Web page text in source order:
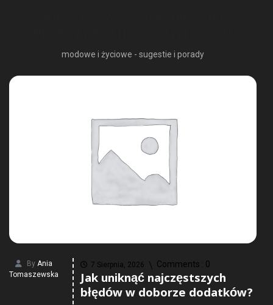
modowe i życiowe - sugestie i porady
By Ania
Tomaszewska
7 Sierpnia, 2026 Comments : 0
Jak uniknąć najczęstszych
błędów w doborze dodatków?